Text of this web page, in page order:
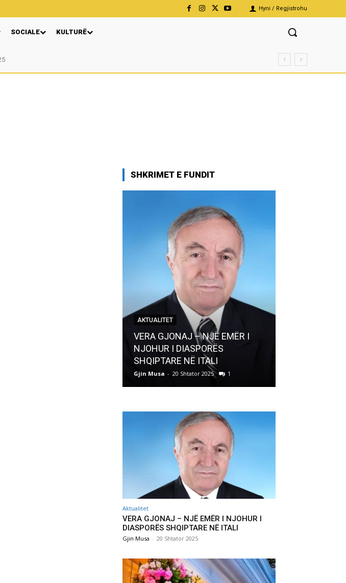
Hyni / Regjistrohu
SOCIALE KULTURË
SHKRIMET E FUNDIT
AKTUALITET
VERA GJONAJ – NJË EMËR I
NJOHUR I DIASPORËS
SHQIPTARE NË ITALI
Gjin Musa - 20 Shtator 2025 1
Aktualitet
VERA GJONAJ – NJË EMËR I NJOHUR I
DIASPORËS SHQIPTARE NË ITALI
Gjin Musa - 20 Shtator 2025